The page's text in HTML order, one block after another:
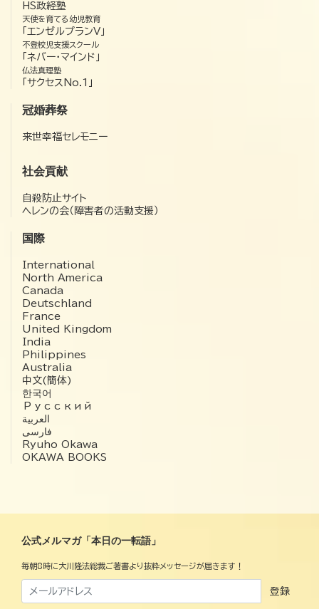
HS政経塾
天使を育てる幼児教育
「エンゼルプランV」
不登校児支援スクール
「ネバー・マインド」
仏法真理塾
「サクセスNo.1」
冠婚葬祭
来世幸福セレモニー
社会貢献
自殺防止サイト
ヘレンの会（障害者の活動支援）
国際
International
North America
Canada
Deutschland
France
United Kingdom
India
Philippines
Australia
中文(簡体)
한국어
Русский
العربية‏
فارسی
Ryuho Okawa
OKAWA BOOKS
公式メルマガ「本日の一転語」
毎朝8時に大川隆法総裁ご著書より抜粋メッセージが届きます！
登録